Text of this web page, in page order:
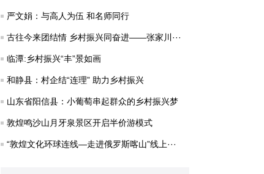
严文娟：与高人为伍 和名师同行
古往今来团结情 乡村振兴同奋进——张家川···
临潭:乡村振兴“丰”景如画
和静县：村企结“连理” 助力乡村振兴
山东省阳信县：小葡萄串起群众的乡村振兴梦
敦煌鸣沙山月牙泉景区开启半价游模式
“敦煌文化环球连线—走进俄罗斯喀山”线上···